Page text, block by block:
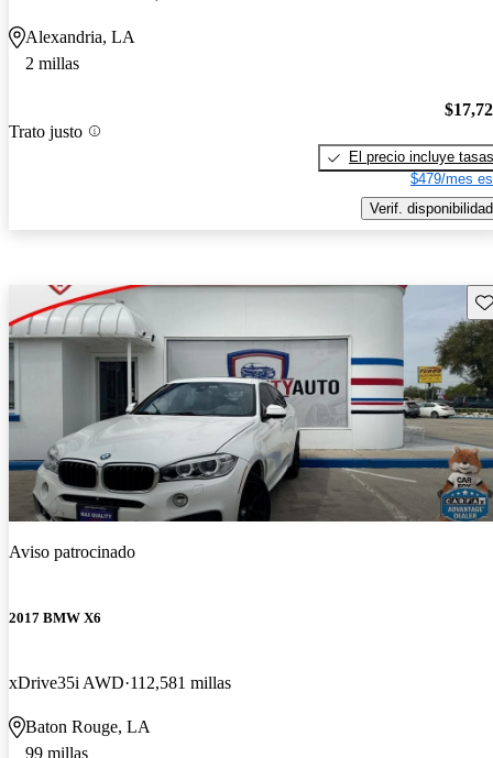
Alexandria, LA
2 millas
Trato justo
El precio incluye tasas
$479/mes
Verif. disponibilidad
Aviso patrocinado
2017 BMW X6
xDrive35i AWD 112,581 millas
Baton Rouge, LA
99 millas